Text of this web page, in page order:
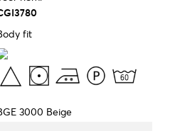
fit
3000 Beige